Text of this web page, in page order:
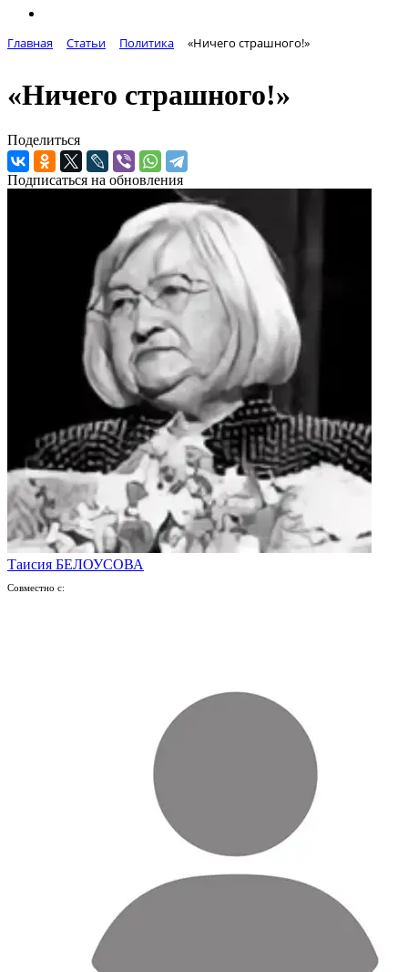
Главная Статьи Политика «Ничего страшного!»
«Ничего страшного!»
Поделиться
Подписаться на обновления
Таисия БЕЛОУСОВА
Совместно с: